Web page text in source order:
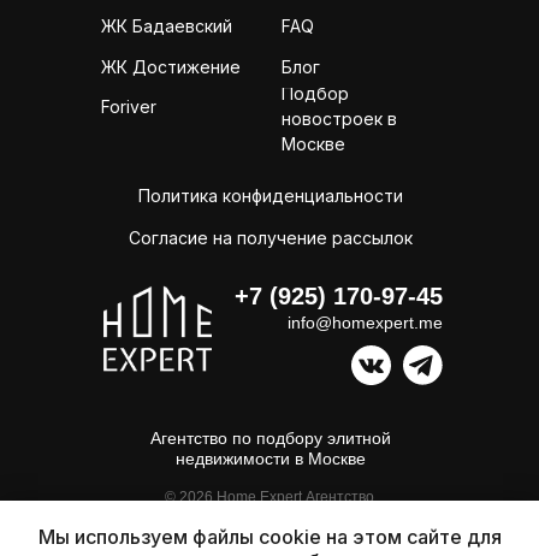
Мы используем файлы cookie на этом сайте для
Агентство по подбору элитной
недвижимости в Москве
info@homexpert.me
+7 (925) 170-97-45
© 2026 Home Expert Агентство
в Москве. Все права защищены
FAQ
Блог
Подбор
новостроек в
Москве
Политика конфиденциальности
Согласие на получение рассылок
Foriver
ЖК Достижение
ЖК Бадаевский